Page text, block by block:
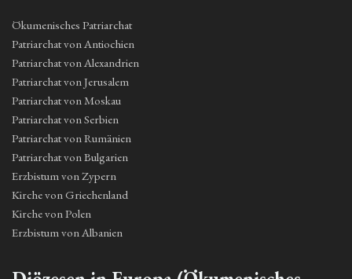
Ökumenisches Patriarchat
Patriarchat von Antiochien
Patriarchat von Alexandrien
Patriarchat von Jerusalem
Patriarchat von Moskau
Patriarchat von Serbien
Patriarchat von Rumänien
Patriarchat von Bulgarien
Erzbistum von Zypern
Kirche von Griechenland
Kirche von Polen
Erzbistum von Albanien